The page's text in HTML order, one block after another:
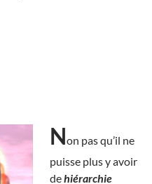
Non pas qu’il ne
puisse plus y avoir
dehiérarchie